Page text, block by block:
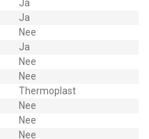
Ja
Ja
Nee
Ja
Nee
Nee
Thermoplast
Nee
Nee
Nee